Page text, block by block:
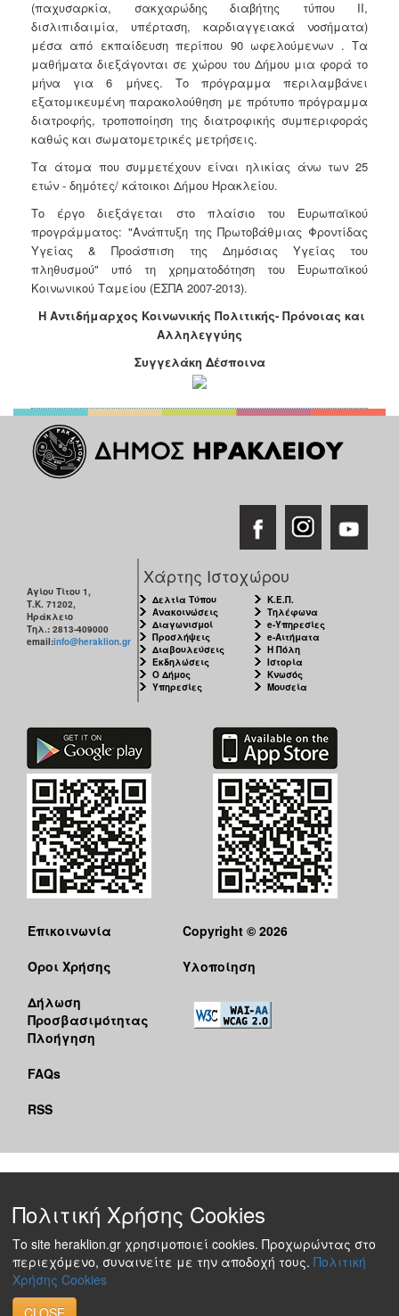
Αδειοδότηση
&
Έλεγχος
Βρεφονηπιακών
Σταθμών
Δημοτικό
Ιατρείο
Ξενώνας
Φιλοξενίας
Γυναικών
Κέντρο
Κοινότητας
Κοινωνικό
Φαρμακείο
Κοινωνικό
Παντοπωλείο
Υγεία
Αυτόματοι
Απινιδωτές
ΔΗΜΟΣ
(παχυσαρκία, σακχαρώδης διαβήτης τύπου ΙΙ,
δισλιπιδαιμία, υπέρταση, καρδιαγγειακά νοσήματα)
μέσα από εκπαίδευση περίπου 90 ωφελούμενων . Τα
μαθήματα διεξάγονται σε χώρου του Δήμου μια φορά το
μήνα για 6 μήνες. Το πρόγραμμα περιλαμβάνει
εξατομικευμένη παρακολούθηση με πρότυπο πρόγραμμα
διατροφής, τροποποίηση της διατροφικής συμπεριφοράς
καθώς και σωματομετρικές μετρήσεις.
Τα άτομα που συμμετέχουν είναι ηλικίας άνω των 25
ετών - δημότες/ κάτοικοι Δήμου Ηρακλείου.
Το έργο διεξάγεται στο πλαίσιο του Ευρωπαϊκού
προγράμματος: "Ανάπτυξη της Πρωτοβάθμιας Φροντίδας
Υγείας & Προάσπιση της Δημόσιας Υγείας του
πληθυσμού" υπό τη χρηματοδότηση του Ευρωπαϊκού
Κοινωνικού Ταμείου (ΕΣΠΑ 2007-2013).
Η Αντιδήμαρχος Κοινωνικής Πολιτικής- Πρόνοιας και
Αλληλεγγύης
Συγγελάκη Δέσποινα
Αγίου Τίτου 1,
Τ.Κ. 71202,
Ηράκλειο
Τηλ.: 2813-409000
email:info@heraklion.gr
Χάρτης Ιστοχώρου
Δελτία Τύπου
Ανακοινώσεις
Διαγωνισμοί
Προσλήψεις
Διαβουλεύσεις
Εκδηλώσεις
Ο Δήμος
Υπηρεσίες
Κ.Ε.Π.
Τηλέφωνα
e-Υπηρεσίες
e-Αιτήματα
Η Πόλη
Ιστορία
Κνωσός
Μουσεία
Επικοινωνία
Όροι Χρήσης
Δήλωση
Προσβασιμότητας
Πλοήγηση
FAQs
RSS
Copyright © 2026
Υλοποίηση
Πολιτική Χρήσης Cookies
Το site heraklion.gr χρησιμοποιεί cookies. Προχωρώντας στο
περιεχόμενο, συναινείτε με την αποδοχή τους. Πολιτική
Χρήσης Cookies
CLOSE